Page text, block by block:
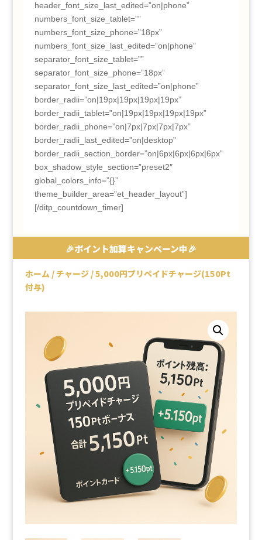
header_font_size_last_edited=”on|phone”
numbers_font_size_tablet=””
numbers_font_size_phone=”18px”
numbers_font_size_last_edited=”on|phone”
separator_font_size_tablet=””
separator_font_size_phone=”18px”
separator_font_size_last_edited=”on|phone”
border_radii=”on|19px|19px|19px|19px”
border_radii_tablet=”on|19px|19px|19px|19px”
border_radii_phone=”on|7px|7px|7px|7px”
border_radii_last_edited=”on|desktop”
border_radii_section_border=”on|6px|6px|6px|6px”
box_shadow_style_section=”preset2″
global_colors_info=”{}”
theme_builder_area=”et_header_layout”]
[/ditp_countdown_timer]
🎉ポイント加算キャンペーン中🎉
ホーム/ チャージ/ 5,000円プリペイドチャージ(150Pt
付与)